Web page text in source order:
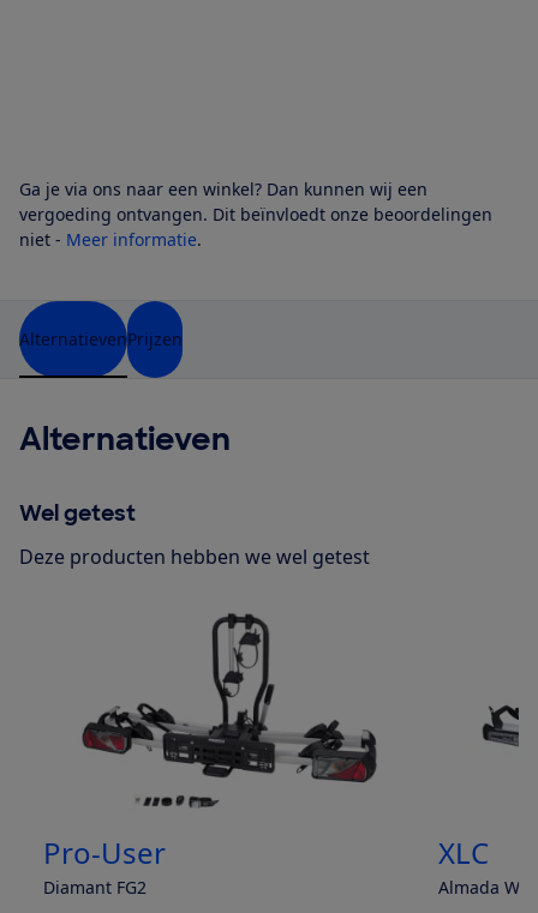
Ga je via ons naar een winkel? Dan kunnen wij een
vergoeding ontvangen. Dit beïnvloedt onze beoordelingen
niet - Meer informatie.
AlternatievenPrijzen
Alternatieven
Wel getest
Deze producten hebben we wel getest
Pro-User
Diamant FG2
XLC
Almada